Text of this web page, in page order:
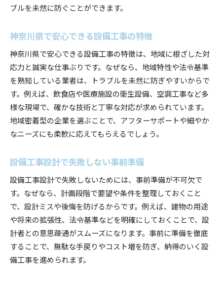
設備工事設計事務所を選ぶ際の見極め方
設備工事設計の現場で気をつける事項
設備工事設計で求められるコミュニケーション
神奈川県の設備工事設計で失敗しないコツ
神奈川県で設備工事設計を成功させる方法
設備工事設計事務所選びで失敗しない工夫
設備工事設計の経験者が語る実践的なコツ
設備工事設計で多い失敗事例と対処法
設備工事設計で信頼できるパートナー像
設備工事を安心して進めるための設計術
設備工事の安心につながる設計術とは
設備工事設計のプロが勧める進め方
設備工事設計の手順とそのコツ
設備工事でのコミュニケーション術
設備工事設計で役立つ最新情報
ブルを未然に防ぐことができます。
神奈川県で安心できる設備工事の特徴
神奈川県で安心できる設備工事の特徴は、地域に根ざした対
応力と誠実な仕事ぶりです。なぜなら、地域特性や法令基準
を熟知している業者は、トラブルを未然に防ぎやすいからで
す。例えば、飲食店や医療施設の衛生設備、空調工事など多
様な現場で、確かな技術と丁寧な対応が求められています。
地域密着型の企業を選ぶことで、アフターサポートや細やか
なニーズにも柔軟に応えてもらえるでしょう。
設備工事設計で失敗しない事前準備
設備工事設計で失敗しないためには、事前準備が不可欠で
す。なぜなら、計画段階で要望や条件を整理しておくこと
で、設計ミスや後悔を防げるからです。例えば、建物の用途
や将来の拡張性、法令基準などを明確にしておくことで、設
計者との意思疎通がスムーズになります。事前に準備を徹底
することで、無駄な手戻りやコスト増を防ぎ、納得のいく設
備工事を進められます。